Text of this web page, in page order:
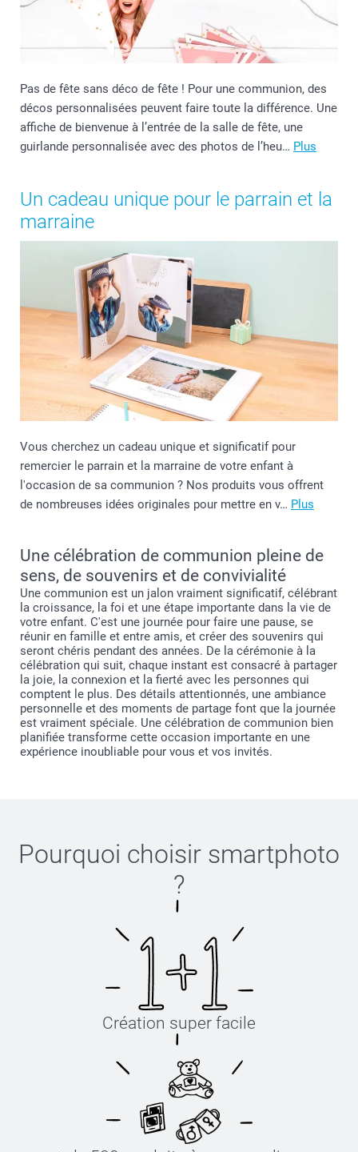
Pas de fête sans déco de fête ! Pour une communion, des
décos personnalisées peuvent faire toute la différence. Une
affiche de bienvenue à l’entrée de la salle de fête, une
guirlande personnalisée avec des photos de l’heu… Plus
Un cadeau unique pour le parrain et la
marraine
Vous cherchez un cadeau unique et significatif pour
remercier le parrain et la marraine de votre enfant à
l'occasion de sa communion ? Nos produits vous offrent
de nombreuses idées originales pour mettre en v… Plus
Une célébration de communion pleine de
sens, de souvenirs et de convivialité
Une communion est un jalon vraiment significatif, célébrant
la croissance, la foi et une étape importante dans la vie de
votre enfant. C'est une journée pour faire une pause, se
réunir en famille et entre amis, et créer des souvenirs qui
seront chéris pendant des années. De la cérémonie à la
célébration qui suit, chaque instant est consacré à partager
la joie, la connexion et la fierté avec les personnes qui
comptent le plus. Des détails attentionnés, une ambiance
personnelle et des moments de partage font que la journée
est vraiment spéciale. Une célébration de communion bien
planifiée transforme cette occasion importante en une
expérience inoubliable pour vous et vos invités.
Pourquoi choisir smartphoto
?
Création super facile